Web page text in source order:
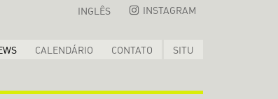
INGLÊS INSTAGRAM
CALENDÁRIO CONTATO SITU